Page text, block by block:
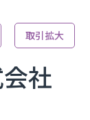
取引拡大
社